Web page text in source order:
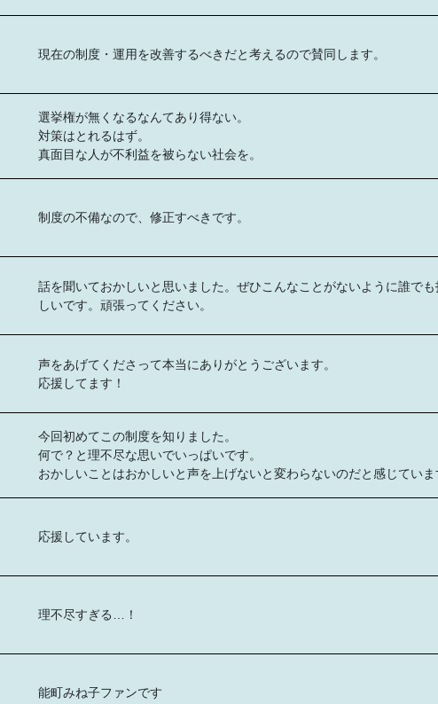
現在の制度・運用を改善するべきだと考えるので賛同します。
選挙権が無くなるなんてあり得ない。
対策はとれるはず。
真面目な人が不利益を被らない社会を。
制度の不備なので、修正すべきです。
話を聞いておかしいと思いました。ぜひこんなことがないように誰で
しいです。頑張ってください。
声をあげてくださって本当にありがとうございます。
応援してます！
今回初めてこの制度を知りました。
何で？と理不尽な思いでいっぱいです。
おかしいことはおかしいと声を上げないと変わらないのだと感じていま
応援しています。
理不尽すぎる…！
能町みね子ファンです